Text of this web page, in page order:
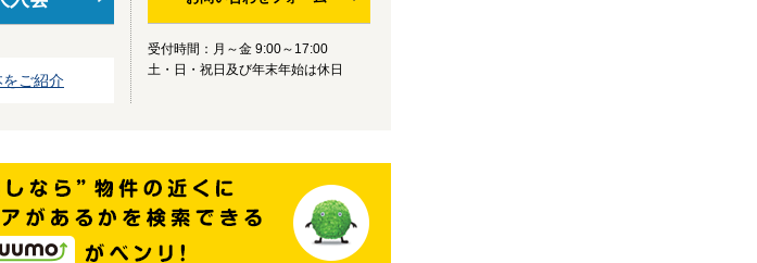
ご紹介
受付時間：月～金 9:00～17:00
土・日・祝日及び年末年始は休日